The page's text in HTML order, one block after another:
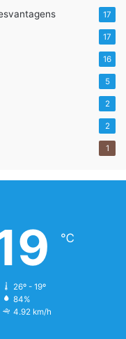
17
17
16
5
2
2
1
℃
26º - 19º
84%
4.92 km/h